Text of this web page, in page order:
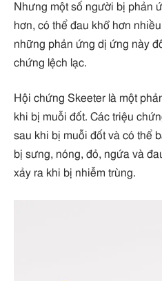
Nhưng một số người bị phản
hơn, có thể đau khổ hơn
những phản ứng dị ứng này
chứng lệch lạc.
Hội chứng Skeeter là một
khi bị muỗi đốt. Các triệu
sau khi bị muỗi đốt và có thể
bị sưng, nóng, đỏ, ngứa và
xảy ra khi bị nhiễm trùng.